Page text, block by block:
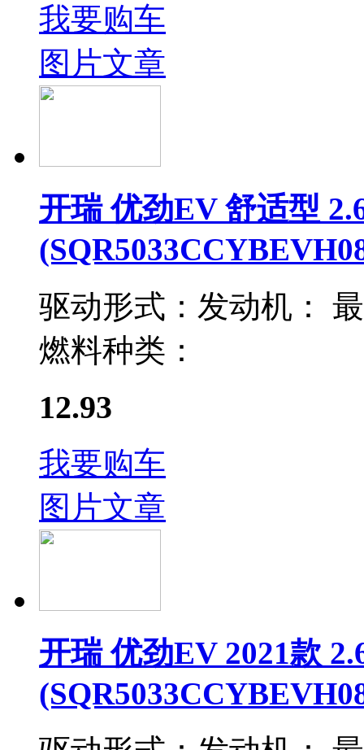
我要购车
图片文章
开瑞 优劲EV 舒适型
驱动形式： 发动机：
燃料种类：
12.93
我要购车
图片文章
开瑞 优劲EV 2021款